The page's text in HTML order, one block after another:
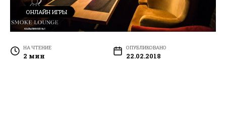
ОНЛАЙН ИГРЫ
НА ЧТЕНИЕ
2 мин
ОПУБЛИКОВАНО
22.02.2018